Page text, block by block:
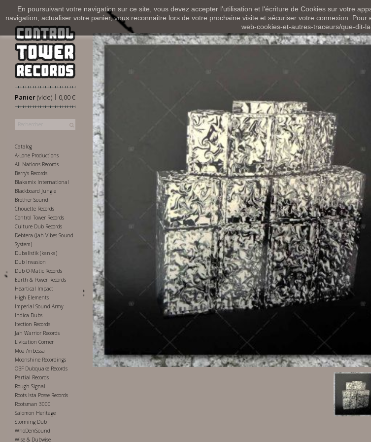
En poursuivant votre navigation sur ce site, vous devez accepter l’utilisation et l'écriture de Cookies sur votre
navigation, actualiser votre panier, vous reconnaitre lors de votre prochaine visite et sécuriser votre connexion.
web-cookies-et-autres-traceurs/que-dit-
Panier 0,00 €
|
(vide)
Catalog
A-Lone Productions
All Nations Records
Berry's Records
Blakamix International
Blackboard Jungle
Brother Sound
Chouette Records
Control Tower Records
Culture Dub Records
Debtera (Jah Vibes Sound
System)
Dubalistik (kanka)
Dub Invasion
Dub-O-Matic Records
Earth & Power Records
Heartical Impact
High Elements
Imperial Sound Army
Indica Dubs
Itection Records
Jah Warrior Records
Livication Corner
Moa Anbessa
Moonshine Recordings
OBF Dubquake Records
Partial Records
Rough Signal
Roots Ista Posse Records
Rootsman 3000
Salomon Heritage
Storming Dub
WhoDemSound
Wise & Dubwise